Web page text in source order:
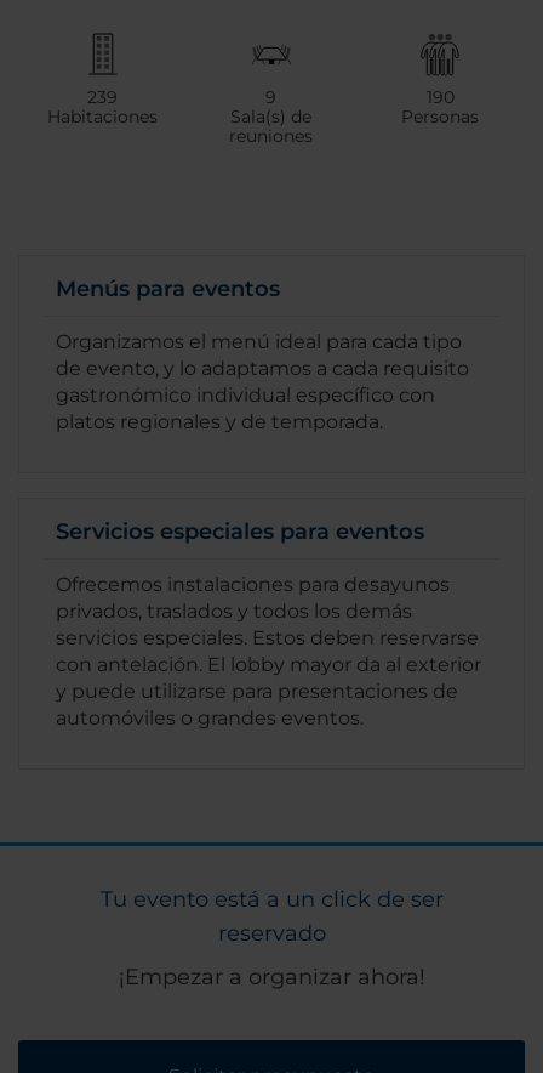
239
Habitaciones
9
Sala(s) de
reuniones
190
Personas
Menús para eventos
Organizamos el menú ideal para cada tipo
de evento, y lo adaptamos a cada requisito
gastronómico individual específico con
platos regionales y de temporada.
Servicios especiales para eventos
Ofrecemos instalaciones para desayunos
privados, traslados y todos los demás
servicios especiales. Estos deben reservarse
con antelación. El lobby mayor da al exterior
y puede utilizarse para presentaciones de
automóviles o grandes eventos.
Tu evento está a un click de ser
reservado
¡Empezar a organizar ahora!